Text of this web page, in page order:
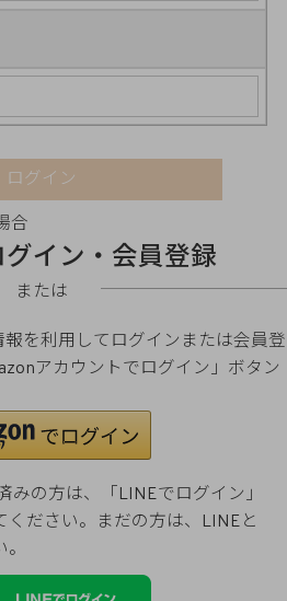
ログイン
合
イン・会員登録
または
を利用してログインまたは会員登
アカウントでログイン」ボタン
みの方は、「LINEでログイン」
ださい。まだの方は、
LINEと